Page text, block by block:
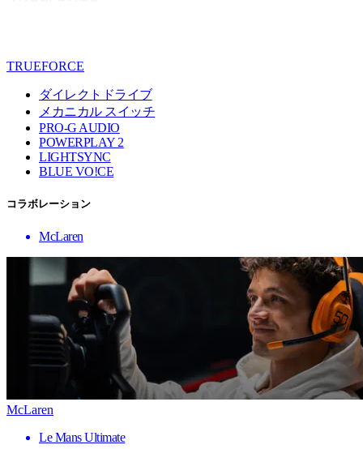
TRUEFORCE
ダイレクトドライブ
メカニカル スイッチ
PRO-G AUDIO
POWERPLAY 2
LIGHTSYNC
BLUE VO!CE
コラボレーション
McLaren
McLaren
Le Mans Ultimate